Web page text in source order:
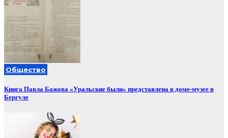
Общество
Книга Павла Бажова «Уральские были» представлена в доме-музее в
Бергуле